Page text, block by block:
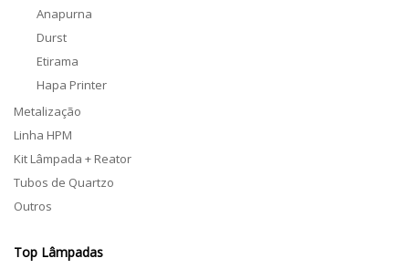
Anapurna
Durst
Etirama
Hapa Printer
Metalização
Linha HPM
Kit Lâmpada + Reator
Tubos de Quartzo
Outros
Top Lâmpadas